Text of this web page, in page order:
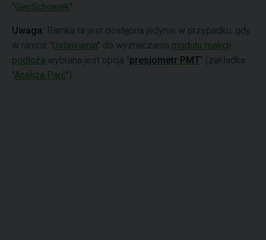
"GeoSchowek".
Uwaga: Ramka ta jest dostępna jedynie w przypadku, gdy
w ramce "Ustawienia" do wyznaczania modułu reakcji
podłoża wybrana jest opcja "presjometr PMT" (zakładka
"Analiza Parć").